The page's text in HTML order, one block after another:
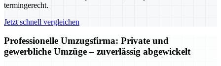
termingerecht.
Jetzt schnell vergleichen
Professionelle Umzugsfirma: Private und
gewerbliche Umzüge – zuverlässig abgewickelt